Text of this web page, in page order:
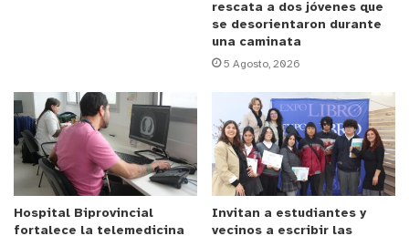
relacionándonos a través de un objetivo común, la
música”, explicó la organizadora.
Por su parte, la directora artística del encuentro,
Concepción Neuling, destacó la importancia de
haber materializado esta primera versión de
“ValparaFolk”. “Concretar esta idea significa
avanzar en una economía cultural sustentable para
rescata a dos jóvenes que
se desorientaron durante
una caminata
5 Agosto, 2026
Hospital Biprovincial
fortalece la telemedicina
Invitan a estudiantes y
vecinos a escribir las